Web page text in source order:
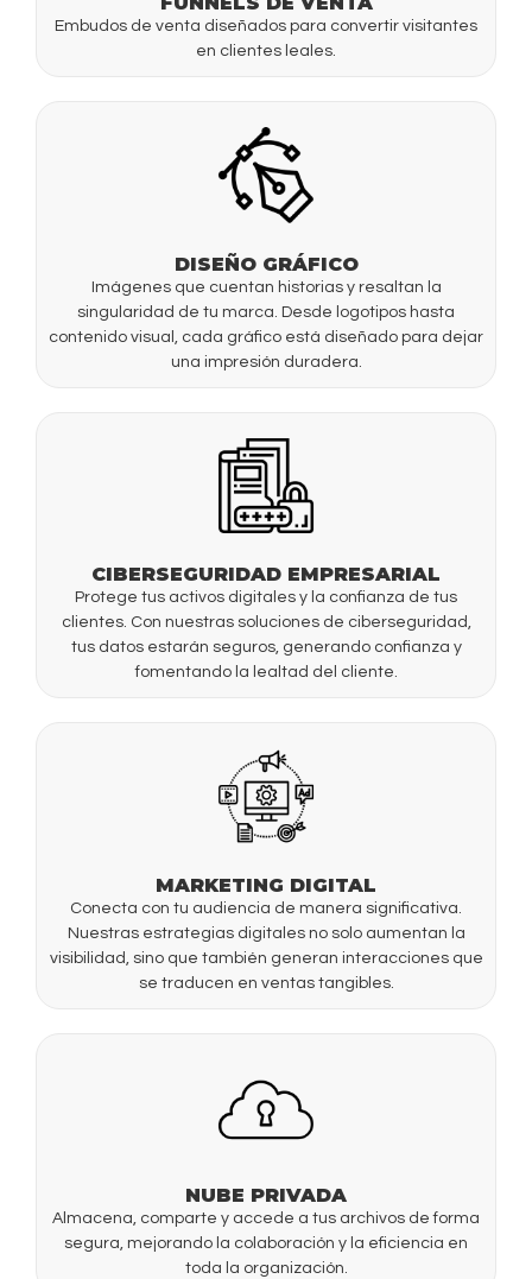
Embudos de venta diseñados para convertir visitantes
en clientes leales.
DISEÑO GRÁFICO
Imágenes que cuentan historias y resaltan la
singularidad de tu marca. Desde logotipos hasta
contenido visual, cada gráfico está diseñado para dejar
una impresión duradera.
CIBERSEGURIDAD EMPRESARIAL
Protege tus activos digitales y la confianza de tus
clientes. Con nuestras soluciones de ciberseguridad,
tus datos estarán seguros, generando confianza y
fomentando la lealtad del cliente.
MARKETING DIGITAL
Conecta con tu audiencia de manera significativa.
Nuestras estrategias digitales no solo aumentan la
visibilidad, sino que también generan interacciones que
se traducen en ventas tangibles.
NUBE PRIVADA
Almacena, comparte y accede a tus archivos de forma
segura, mejorando la colaboración y la eficiencia en
toda la organización.